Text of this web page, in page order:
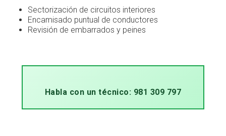
Sectorización de circuitos interiores
Encamisado puntual de conductores
Revisión de embarrados y peines
Habla con un técnico: 981 309 797